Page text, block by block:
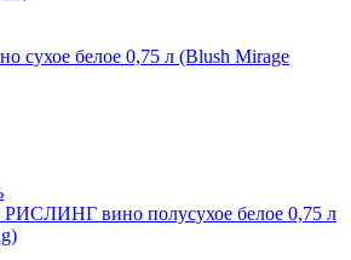
сухое белое 0,75 л (Blush Mirage